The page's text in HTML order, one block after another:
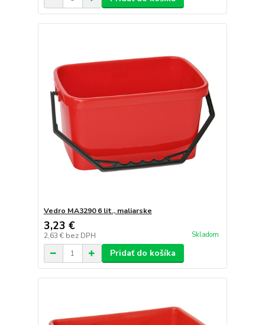
Vedro MA3290 6 lit., maliarske
3,23 €
2,63 € bez DPH Skladom
Pridať do košíka